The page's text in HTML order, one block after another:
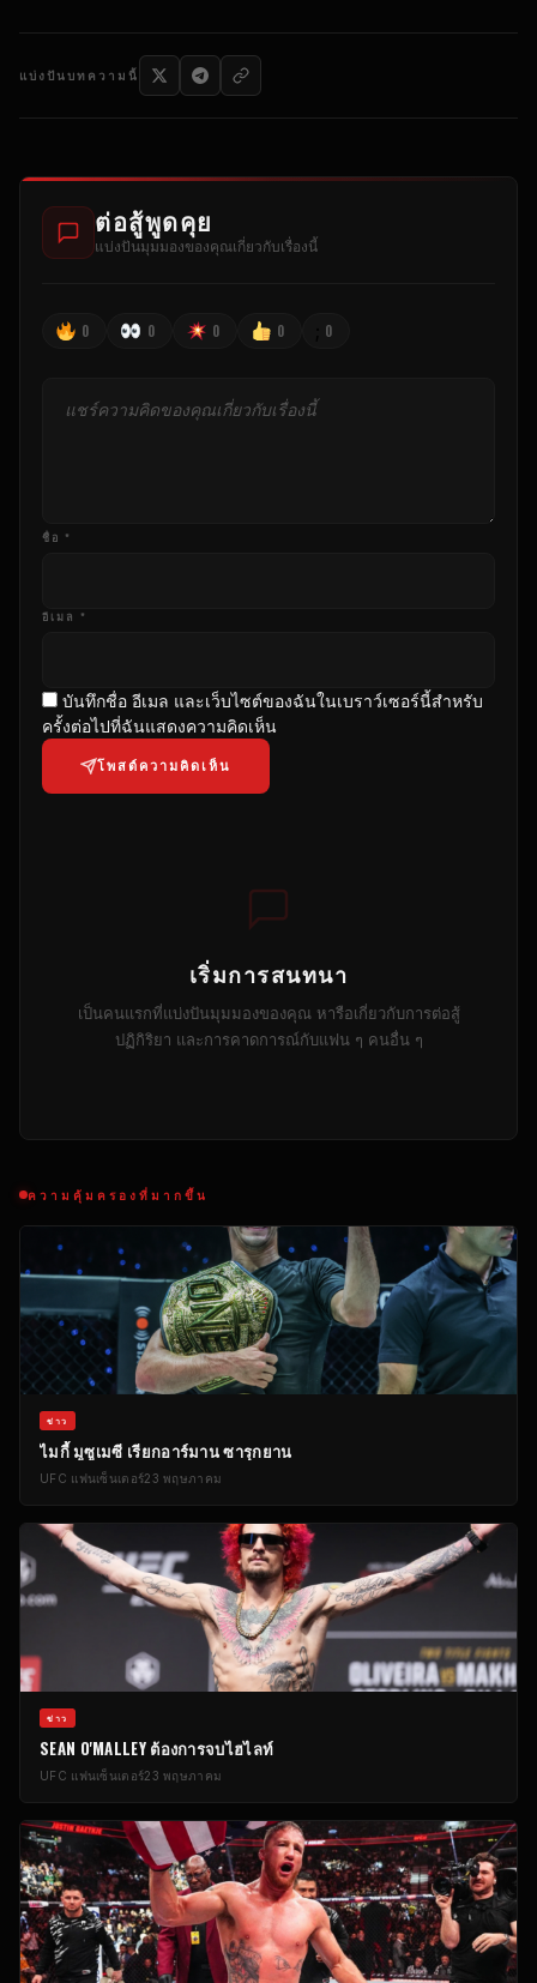
แบ่งปันบทความนี้
ต่อสู้พูดคุย
แบ่งปันมุมมองของคุณเกี่ยวกับเรื่องนี้
0 0 0 0 0
ชื่อ *
อีเมล *
บันทึกชื่อ อีเมล และเว็บไซต์ของฉันในเบราว์เซอร์นี้สําหรับ
ครั้งต่อไปที่ฉันแสดงความคิดเห็น
โพสต์ความคิดเห็น
เริ่มการสนทนา
เป็นคนแรกที่แบ่งปันมุมมองของคุณ หารือเกี่ยวกับการต่อสู้
ปฏิกิริยา และการคาดการณ์กับแฟน ๆ คนอื่น ๆ
ความคุ้มครองที่มากขึ้น
ข่าว
ไมกี้ มูซูเมซี เรียกอาร์มาน ซารุกยาน
UFC แฟนเซ็นเตอร์23 พฤษภาคม
ข่าว
SEAN O'MALLEY ต้องการจบไฮไลท์
UFC แฟนเซ็นเตอร์23 พฤษภาคม